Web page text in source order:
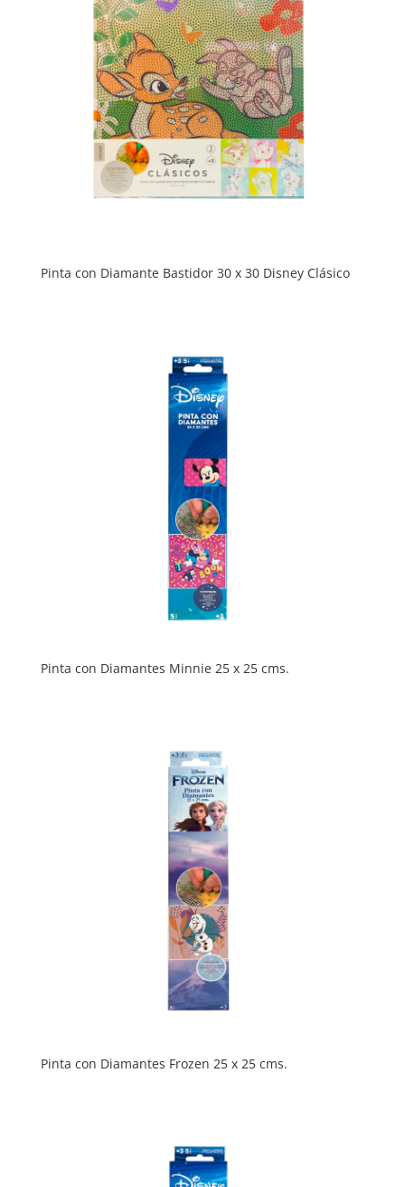
Pinta con Diamante Bastidor 30 x 30 Disney Clásico
Pinta con Diamantes Minnie 25 x 25 cms.
Pinta con Diamantes Frozen 25 x 25 cms.